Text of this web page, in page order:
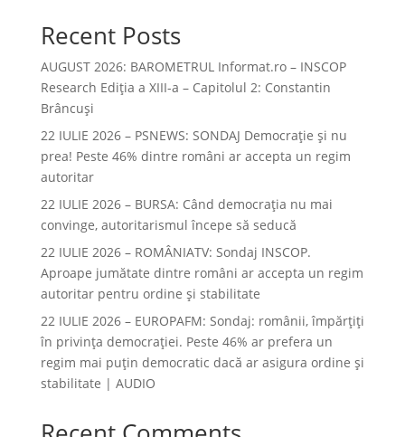
Recent Posts
AUGUST 2026: BAROMETRUL Informat.ro – INSCOP
Research Ediția a XIII-a – Capitolul 2: Constantin
Brâncuși
22 IULIE 2026 – PSNEWS: SONDAJ Democrație și nu
prea! Peste 46% dintre români ar accepta un regim
autoritar
22 IULIE 2026 – BURSA: Când democraţia nu mai
convinge, autoritarismul începe să seducă
22 IULIE 2026 – ROMÂNIATV: Sondaj INSCOP.
Aproape jumătate dintre români ar accepta un regim
autoritar pentru ordine și stabilitate
22 IULIE 2026 – EUROPAFM: Sondaj: românii, împărțiți
în privința democrației. Peste 46% ar prefera un
regim mai puțin democratic dacă ar asigura ordine și
stabilitate | AUDIO